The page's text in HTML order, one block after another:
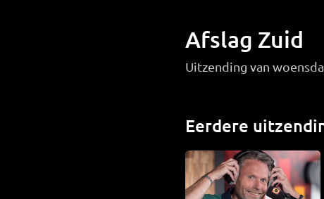
Afslag Zuid
Uitzending van
Eerdere